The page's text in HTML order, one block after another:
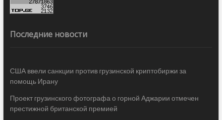
Последние новости
США ввели санкции против грузинской криптобиржи за
помощь Ирану
Проект грузинского фотографа о горной Аджарии отмечен
престижной британской премией